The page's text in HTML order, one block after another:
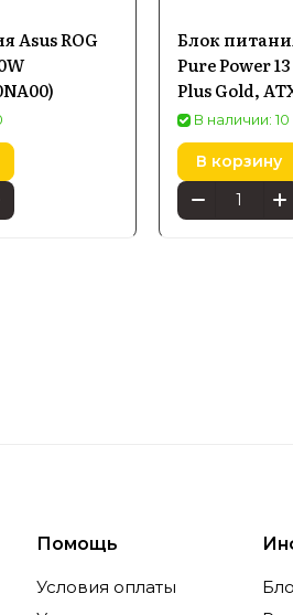
Asus ROG
Блок
Pure Power
Plus Gold,
В наличии: 10
В корзину
Помощь
Условия оплаты